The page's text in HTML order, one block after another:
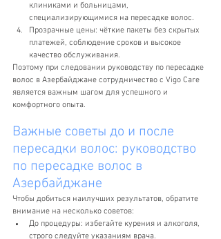
клиниками и больницами,
специализирующимися на пересадке волос.
Прозрачные цены: чёткие пакеты без скрытых
платежей, соблюдение сроков и высокое
качество обслуживания.
Поэтому при следовании руководству по пересадке
волос в Азербайджане сотрудничество с Vigo Care
является важным шагом для успешного и
комфортного опыта.
Важные советы до и после
пересадки волос: руководство
по пересадке волос в
Азербайджане
Чтобы добиться наилучших результатов, обратите
внимание на несколько советов:
До процедуры: избегайте курения и алкоголя,
строго следуйте указаниям врача.